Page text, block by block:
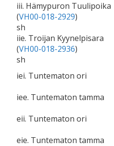
iii. Hämypuron Tuulipoika
(VH00-018-2929)
sh
iie. Troijan Kyynelpisara
(VH00-018-2936)
sh
iei. Tuntematon ori
iee. Tuntematon tamma
eii. Tuntematon ori
eie. Tuntematon tamma